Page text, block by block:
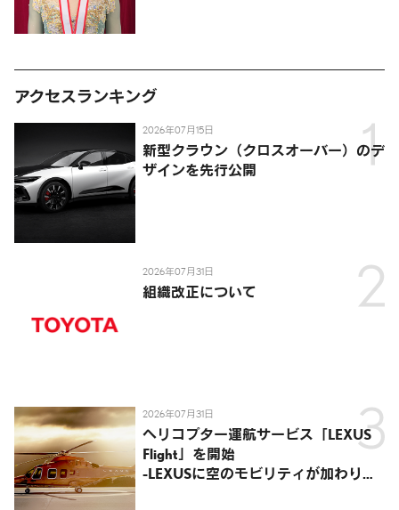
アクセスランキング
2026年07月15日
新型クラウン（クロスオーバー）のデ
ザインを先行公開
2026年07月31日
組織改正について
2026年07月31日
ヘリコプター運航サービス「LEXUS
Flight」を開始
-LEXUSに空のモビリティが加わり、